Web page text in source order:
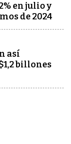
en julio y
de 2024
así
billones